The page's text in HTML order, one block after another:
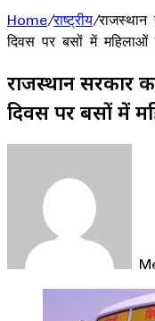
Home/राष्ट्रीय/
दिवस पर बसों में
राजस्थान सरकार
दिवस पर बसों में
Facebook
LinkedIn
WhatsApp
Telegram